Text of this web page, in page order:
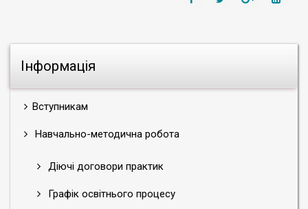
Інформація
Вступникам
Навчально-методична робота
Діючі договори практик
Графік освітнього процесу